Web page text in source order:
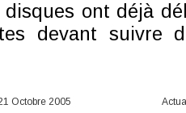
disques ont déjà
devant suivre
Octobre 2005